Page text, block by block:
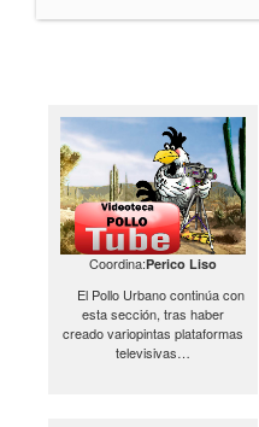
Coordina:Perico Liso
El Pollo Urbano continúa con
esta sección, tras haber
creado variopintas plataformas
televisivas…